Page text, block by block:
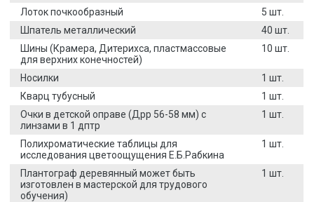
Лоток почкообразный
5 шт.
Шпатель металлический
40 шт.
Шины (Крамера, Дитерихса, пластмассовые
для верхних конечностей)
10 шт.
Носилки
1 шт.
Кварц тубусный
1 шт.
Очки в детской оправе (Дрр 56-58 мм) с
линзами в 1 дптр
1 шт.
Полихроматические таблицы для
исследования цветоощущения Е.Б.Рабкина
1 шт.
Плантограф деревянный может быть
изготовлен в мастерской для трудового
обучения)
1 шт.